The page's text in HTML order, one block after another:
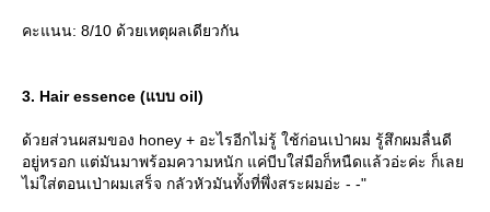
คะแนน: 8/10 ด้วยเหตุผลเดียวกัน
3. Hair essence (แบบ oil)
ด้วยส่วนผสมของ honey + อะไรอีกไม่รู้ ใช้ก่อนเป่าผม รู้สึกผมลื่นดี
อยู่หรอก แต่มันมาพร้อมความหนัก แค่บีบใส่มือก็หนืดแล้วอ่ะค่ะ ก็เล
ไม่ใส่ตอนเป่าผมเสร็จ กลัวหัวมันทั้งที่พึ่งสระผมอ่ะ - -"